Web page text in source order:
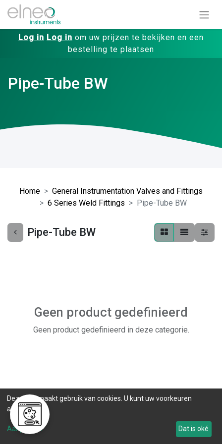
Log in Log in om uw prijzen te bekijken en een
bestelling te plaatsen
Pipe-Tube BW
Home
General Instrumentation Valves and Fittings
6 Series Weld Fittings
Pipe-Tube BW
Pipe-Tube BW
Geen product gedefinieerd
Geen product gedefinieerd in deze categorie.
Deze site maakt gebruik van cookies. U kunt uw voorkeuren
aanpassen.
Aanpassen Dat is oké